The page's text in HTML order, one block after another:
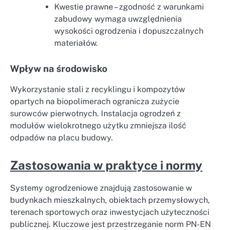
Kwestie prawne – zgodność z warunkami
zabudowy wymaga uwzględnienia
wysokości ogrodzenia i dopuszczalnych
materiałów.
Wpływ na środowisko
Wykorzystanie stali z recyklingu i kompozytów
opartych na biopolimerach ogranicza zużycie
surowców pierwotnych. Instalacja ogrodzeń z
modułów wielokrotnego użytku zmniejsza ilość
odpadów na placu budowy.
Zastosowania w praktyce i normy
Systemy ogrodzeniowe znajdują zastosowanie w
budynkach mieszkalnych, obiektach przemysłowych,
terenach sportowych oraz inwestycjach użyteczności
publicznej. Kluczowe jest przestrzeganie norm PN-EN